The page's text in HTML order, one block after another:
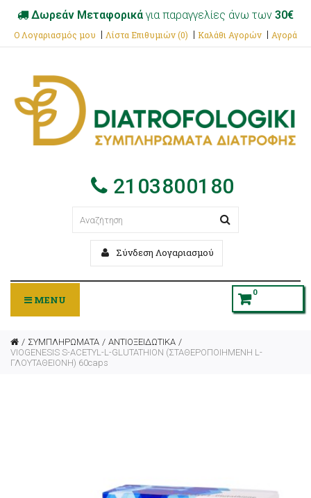
Δωρεάν Μεταφορικά για παραγγελίες άνω των 30€
Ο Λογαριασμός μου Λίστα Επιθυμιών (0) Καλάθι Αγορών Αγορά
2103800180
Σύνδεση Λογαριασμού
0
MENU
ΣΥΜΠΛΗΡΩΜΑΤΑ
ΑΝΤΙΟΞΕΙΔΩΤΙΚΑ
VIOGENESIS S-ACETYL-L-GLUTATHION (ΣΤΑΘΕΡΟΠΟΙΗΜΕΝΗ L-
ΓΛΟΥΤΑΘΕΙΟΝΗ) 60caps